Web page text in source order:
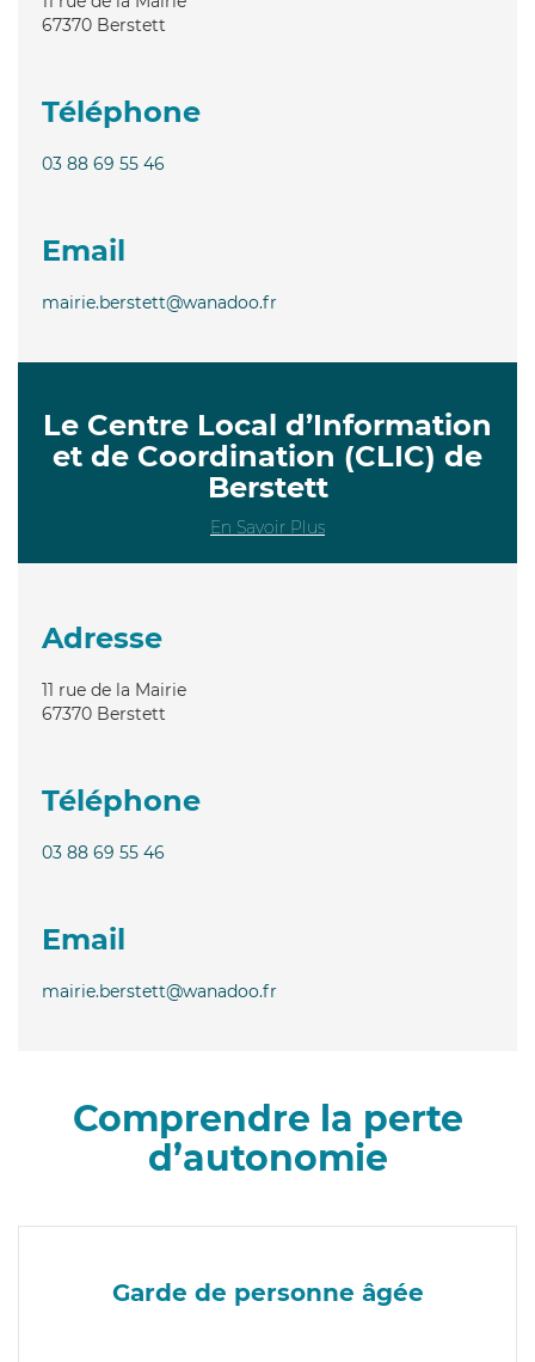
67370 Berstett
Téléphone
03 88 69 55 46
Email
mairie.berstett@wanadoo.fr
Le Centre Local d’Information
et de Coordination (CLIC) de
Berstett
En Savoir Plus
Adresse
11 rue de la Mairie
67370 Berstett
Téléphone
03 88 69 55 46
Email
mairie.berstett@wanadoo.fr
Comprendre la perte
d’autonomie
Garde de personne âgée